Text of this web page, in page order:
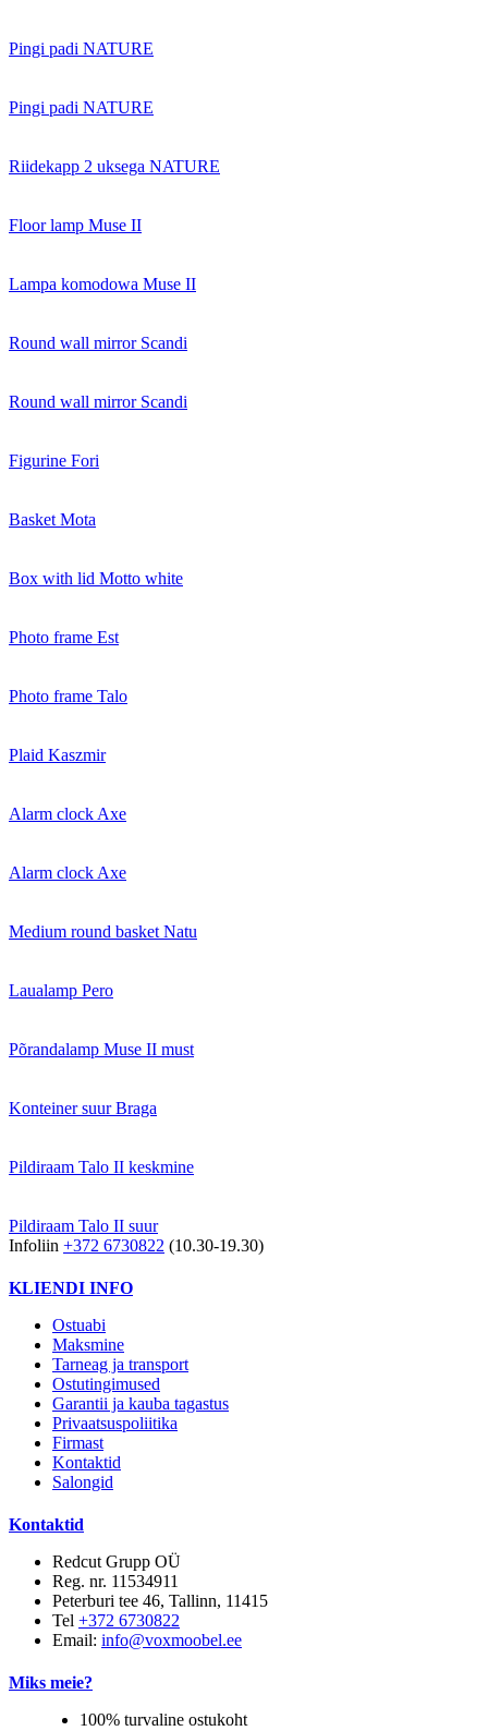
Pingi padi NATURE
Pingi padi NATURE
Riidekapp 2 uksega NATURE
Floor lamp Muse II
Lampa komodowa Muse II
Round wall mirror Scandi
Round wall mirror Scandi
Figurine Fori
Basket Mota
Box with lid Motto white
Photo frame Est
Photo frame Talo
Plaid Kaszmir
Alarm clock Axe
Alarm clock Axe
Medium round basket Natu
Laualamp Pero
Põrandalamp Muse II must
Konteiner suur Braga
Pildiraam Talo II keskmine
Pildiraam Talo II suur
Infoliin +372 6730822 (10.30-19.30)
KLIENDI INFO
Ostuabi
Maksmine
Tarneag ja transport
Ostutingimused
Garantii ja kauba tagastus
Privaatsuspoliitika
Firmast
Kontaktid
Salongid
Kontaktid
Redcut Grupp OÜ
Reg. nr. 11534911
Peterburi tee 46, Tallinn, 11415
Tel +372 6730822
Email: info@voxmoobel.ee
Miks meie?
100% turvaline ostukoht